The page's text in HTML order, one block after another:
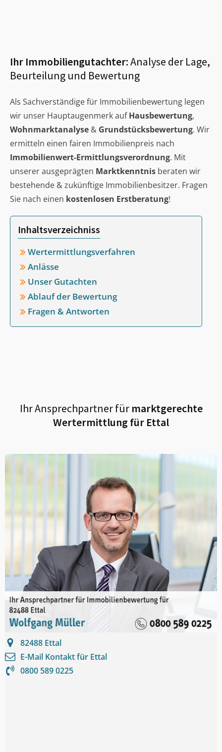
Ihr Immobiliengutachter:Analyse der Lage,
Beurteilung und Bewertung
Als Sachverständige für Immobilienbewertung legen
wir unser Hauptaugenmerk aufHausbewertung,
Wohnmarktanalyse & Grundstücksbewertung. Wir
ermitteln einen fairen Immobilienpreis nach
Immobilienwert-Ermittlungsverordnung. Mit
unserer ausgeprägten Marktkenntnis beraten wir
bestehende & zukünftige Immobilienbesitzer. Fragen
Sie nach einen kostenlosen Erstberatung!
Inhaltsverzeichniss
Wertermittlungsverfahren
Anlässe
Unser Gutachten
Ablauf der Bewertung
Fragen & Antworten
Ihr Ansprechpartner fürmarktgerechte
Wertermittlung für Ettal
82488 Ettal
E-Mail Kontakt für Ettal
0800 589 0225